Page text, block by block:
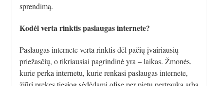
sprendimą.
Kodėl verta rinktis paslaugas internete?
Paslaugas internete verta rinktis dėl pačių įvairiausių
priežasčių, o tikriausiai pagrindinė yra – laikas. Žmonės,
kurie perka internetu, kurie renkasi paslaugas internete,